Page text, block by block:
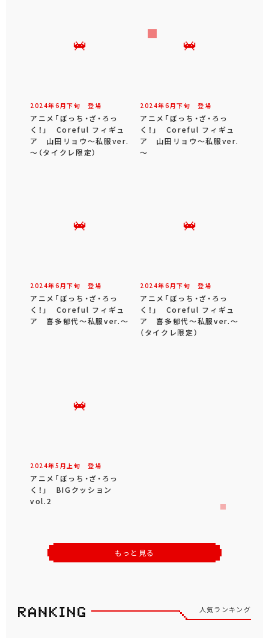
2024年6 月下旬 登場
アニメ「ぼっち・ざ・ろっ
く！」 Coreful フィギュ
ア 山田リョウ～私服ver.
～（タイクレ限定）
2024年6 月下旬 登場
アニメ「ぼっち・ざ・ろっ
く！」 Coreful フィギュ
ア 山田リョウ～私服ver.
～
2024年6 月下旬 登場
アニメ「ぼっち・ざ・ろっ
く！」 Coreful フィギュ
ア 喜多郁代～私服ver.～
2024年6 月下旬 登場
アニメ「ぼっち・ざ・ろっ
く！」 Coreful フィギュ
ア 喜多郁代～私服ver.～
（タイクレ限定）
2024年5 月 上旬 登場
アニメ「ぼっち・ざ・ろっ
く！」 BIGクッション
vol.2
もっと見る
人気ランキング